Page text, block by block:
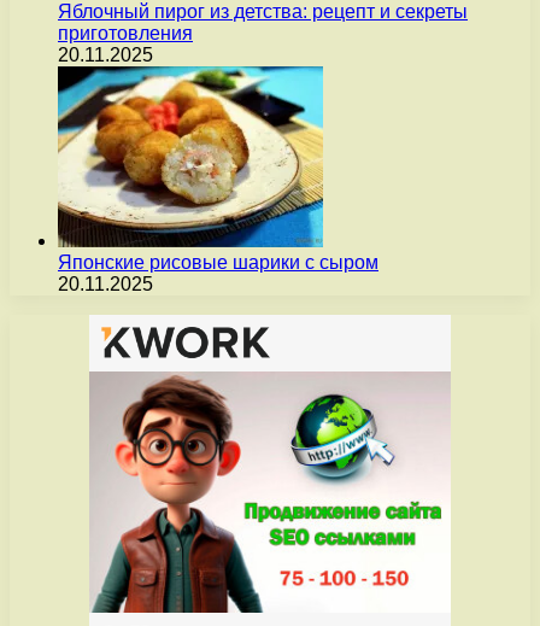
Яблочный пирог из детства: рецепт и секреты
приготовления
20.11.2025
Японские рисовые шарики с сыром
20.11.2025